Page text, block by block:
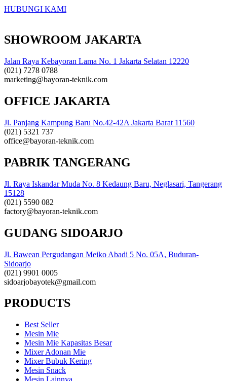
HUBUNGI KAMI
SHOWROOM JAKARTA
Jalan Raya Kebayoran Lama No. 1 Jakarta Selatan 12220
(021) 7278 0788
marketing@bayoran-teknik.com
OFFICE JAKARTA
Jl. Panjang Kampung Baru No.42-42A Jakarta Barat 11560
(021) 5321 737
office@bayoran-teknik.com
PABRIK TANGERANG
Jl. Raya Iskandar Muda No. 8 Kedaung Baru, Neglasari, Tangerang
15128
(021) 5590 082
factory@bayoran-teknik.com
GUDANG SIDOARJO
Jl. Bawean Pergudangan Meiko Abadi 5 No. 05A, Buduran-
Sidoarjo
(021) 9901 0005
sidoarjobayotek@gmail.com
PRODUCTS
Best Seller
Mesin Mie
Mesin Mie Kapasitas Besar
Mixer Adonan Mie
Mixer Bubuk Kering
Mesin Snack